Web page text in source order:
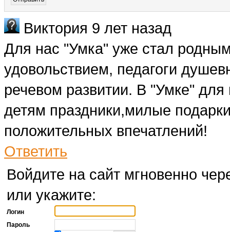
Виктория 9 лет назад
Для нас "Умка" уже стал
удовольствием, педагоги
речевом развитии. В "Умке"
детям праздники,милые
положительных впечатлений!
Ответить
Войдите на сайт мгновенно
или укажите:
Логин
Пароль